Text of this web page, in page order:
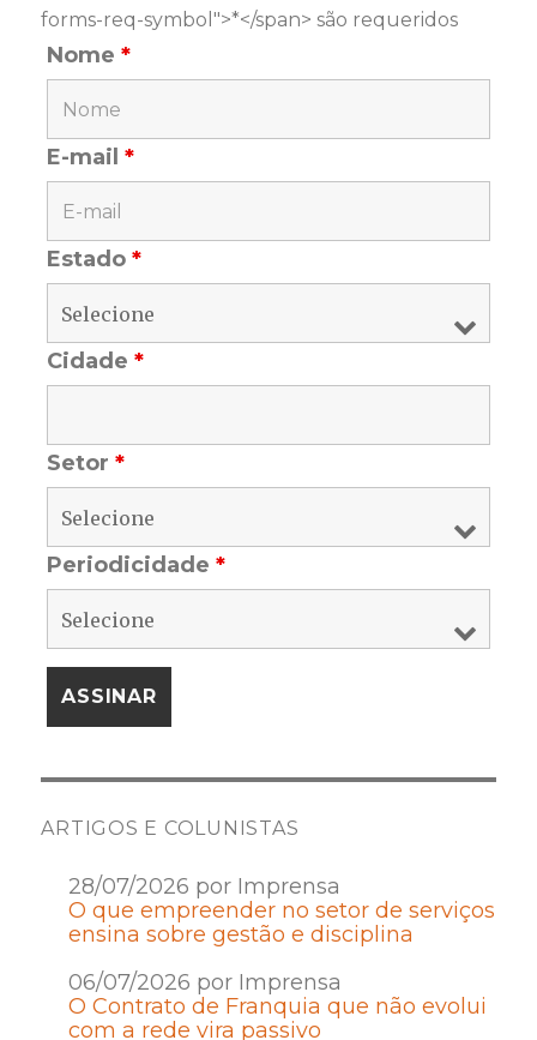
forms-req-symbol">*</span> são requeridos
Nome*
E-mail*
Estado*
Cidade*
Setor*
Periodicidade*
ARTIGOS E COLUNISTAS
28/07/2026 por Imprensa
O que empreender no setor de serviços
ensina sobre gestão e disciplina
06/07/2026 por Imprensa
O Contrato de Franquia que não evolui
com a rede vira passivo